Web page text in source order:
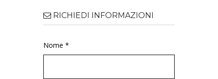
RICHIEDI INFORMAZIONI
Nome *